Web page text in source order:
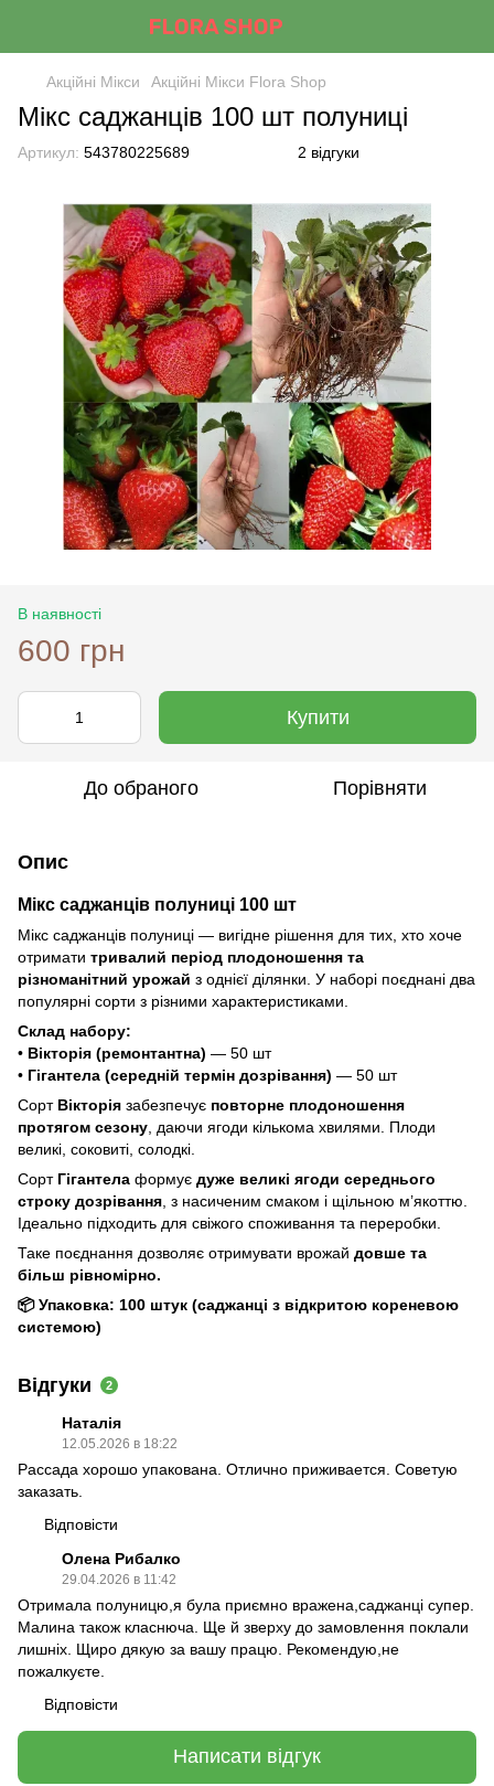
Акційні Мікси Акційні Мікси Flora Shop
Мікс саджанців 100 шт полуниці
Артикул: 543780225689 2 відгуки
В наявності
600 грн
Купити
До обраного Порівняти
Опис
Мікс саджанців полуниці 100 шт
Мікс саджанців полуниці — вигідне рішення для тих, хто хоче
отримати тривалий період плодоношення та
різноманітний урожай з однієї ділянки. У наборі поєднані два
популярні сорти з різними характеристиками.
Склад набору:
• Вікторія (ремонтантна) — 50 шт
• Гігантела (середній термін дозрівання) — 50 шт
Сорт Вікторія забезпечує повторне плодоношення
протягом сезону , даючи ягоди кількома хвилями. Плоди
великі, соковиті, солодкі.
Сорт Гігантела формує дуже великі ягоди середнього
строку дозрівання , з насиченим смаком і щільною м’якоттю.
Ідеально підходить для свіжого споживання та переробки.
Таке поєднання дозволяє отримувати врожай довше та
більш рівномірно.
📦Упаковка: 100 штук (саджанці з відкритою кореневою
системою)
Відгуки 2
Наталія
12.05.2026 в 18:22
Рассада хорошо упакована. Отлично приживается. Советую
заказать.
Відповісти
Олена Рибалко
29.04.2026 в 11:42
Отримала полуницю,я була приємно вражена,саджанці супер.
Малина також класнюча. Ще й зверху до замовлення поклали
лишніх. Щиро дякую за вашу працю. Рекомендую,не
пожалкуєте.
Відповісти
Написати відгук